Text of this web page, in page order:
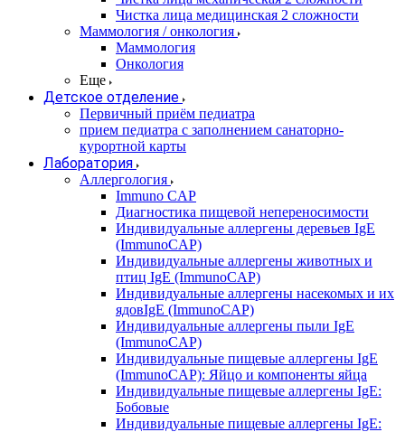
Чистка лица медицинская 2 сложности
Маммология / онкология
Маммология
Онкология
Еще
Детское отделение
Первичный приём педиатра
прием педиатра с заполнением санаторно-
курортной карты
Лаборатория
Аллергология
Immuno CAP
Диагностика пищевой непереносимости
Индивидуальные аллергены деревьев IgE
(ImmunoCAP)
Индивидуальные аллергены животных и
птиц IgE (ImmunoCAP)
Индивидуальные аллергены насекомых и их
ядовIgE (ImmunoCAP)
Индивидуальные аллергены пыли IgE
(ImmunoCAP)
Индивидуальные пищевые аллергены IgE
(ImmunoCAP): Яйцо и компоненты яйца
Индивидуальные пищевые аллергены IgE:
Бобовые
Индивидуальные пищевые аллергены IgE: